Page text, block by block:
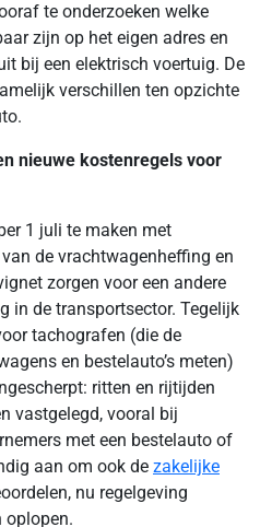
te onderzoeken welke
zijn op het eigen adres en
bij een elektrisch voertuig. De
verschillen ten opzichte
nieuwe kostenregels voor
1 juli te maken met
de vrachtwagenheffing en
zorgen voor een andere
in de transportsector. Tegelijk
tachografen (die de
en bestelauto’s meten)
ritten en rijtijden
vastgelegd, vooral bij
met een bestelauto of
aan om ook de zakelijke
nu regelgeving
oplopen.